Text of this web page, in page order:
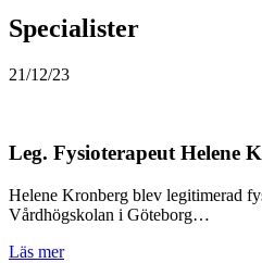
Specialister
21/12/23
Leg. Fysioterapeut Helene
Helene Kronberg blev legitimerad
Vårdhögskolan i Göteborg…
Läs mer